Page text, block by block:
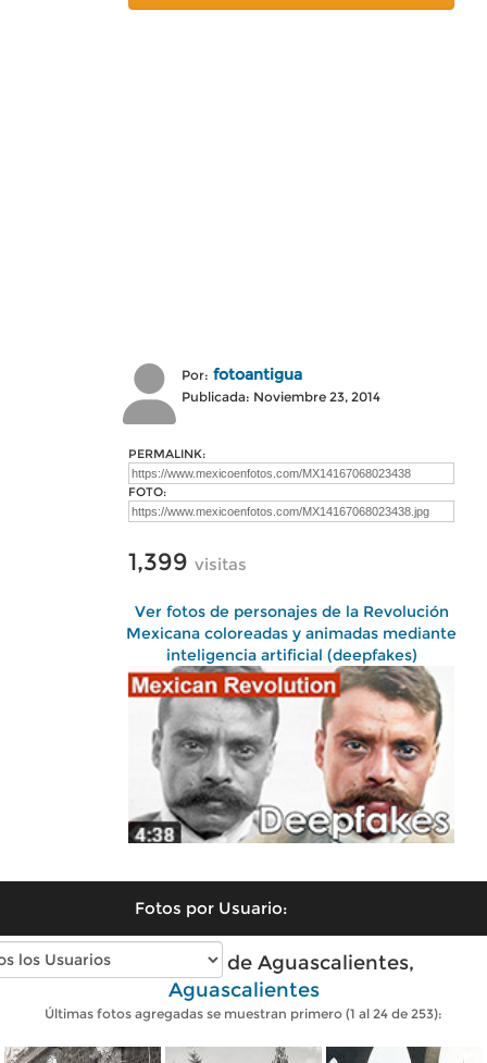
Por: fotoantigua
Publicada: Noviembre 23, 2014
PERMALINK:
FOTO:
1,399 visitas
Ver fotos de personajes de la Revolución
Mexicana coloreadas y animadas mediante
inteligencia artificial (deepfakes)
Fotos por Usuario:
Fotos antiguas de Aguascalientes,
Aguascalientes
Últimas fotos agregadas se muestran primero (1 al 24 de 253):